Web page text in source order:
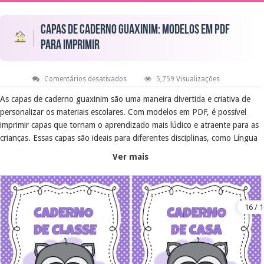
Capas de caderno guaxinim: modelos em PDF
para imprimir
Comentários desativadosem
caderno
guaxinim:
em
PDF
imprimir
5,759 Visualizações
As capas de caderno guaxinim são uma maneira divertida e criativa de
personalizar os materiais escolares. Com modelos em PDF, é possível
imprimir capas que tornam o aprendizado mais lúdico e atraente para as
crianças. Essas capas são ideais para diferentes disciplinas, como Língua
Objetivo Educacional
O objetivo é incentivar a organização dos materiais escolares e estimular
a criatividade dos alunos. Ao utilizar capas personalizadas, os
estudantes podem se sentir mais motivados e engajados nas atividades
escolares, promovendo um ambiente de aprendizado mais agradável.
Ver mais